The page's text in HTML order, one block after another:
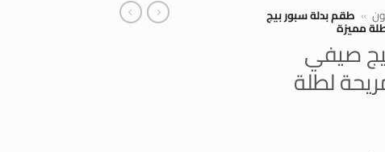
» طقم بدلة سبور بيج
مميزة
صيفي
لطلة